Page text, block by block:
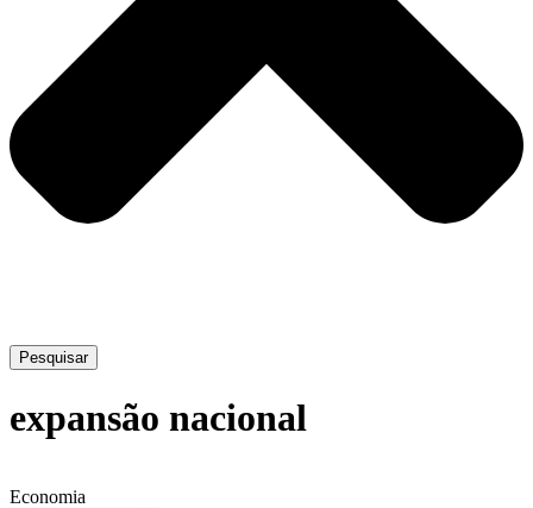
Pesquisar
expansão nacional
Economia